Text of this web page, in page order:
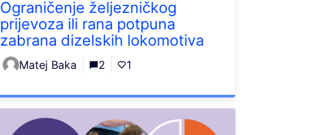
Ograničenje željezničkog
prijevoza ili rana potpuna
zabrana dizelskih lokomotiva
Matej Baka 2 1